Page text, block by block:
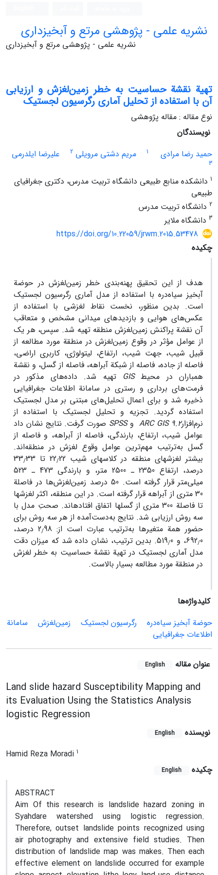
نشریه علمی - پژوهشی مرتع و آبخیزداری
نشریه علمی - پژوهشی مرتع و آبخیزداری
تهیة نقشة حساسیت به خطر زمین‌لغزش و ارزیابی
آن با استفاده از تحلیل آماری رگرسیون لجستیک
نوع مقاله : مقاله پژوهشی
نویسندگان
حمید رضا مرادی
1 مریم دشتی مرویلی 2 علیرضا ایلدرمی
3
1 دانشکده منابع طبیعی دانشگاه تربیت مدرس، دکتری جغرافیای
طبیعی
2 دانشگاه تربیت مدرس
3 دانشگاه ملایر
https://doi.org/10.22059/jrwm.2015.53478
چکیده
هدف از این تحقیق پهنه‌بندی خطر زمین‌لغزش در حوضة
آبخیز سیاه‌دره با استفاده از مدل آماری رگرسیون لجستیک
است. بدین منظور، نخست نقاط لغزشی با استفاده از
عکس‌های هوایی و بازدید‌های میدانی مشخص و متعاقب
آن نقشة پراکنش زمین‌لغزش منطقه تهیه شد. سپس، هر یک
از عوامل مؤثر در وقوع زمین‌لغزش در منطقة مورد مطالعه از
قبیل شیب، جهت شیب، ارتفاع، لیتولوژی، کاربری اراضی،
فاصله از جاده، فاصله از شبکة آبراهه، فاصله از گسل، و نقشة
همباران در محیطGIS تهیه شد. داده‌های مذکور در
فرمت‌های برداری و رستری در سامانة اطلاعات جغرافیایی
ذخیره شد و برای اعمال تحلیل‌های مبتنی بر مدل لجستیک
استفاده گردید. تجزیه و تحلیل لجستیک با استفاده از
نرم‌افزارARC GIS 9.2 وSPSS صورت گرفت. نتایج نشان داد
عوامل شیب، ارتفاع، بارندگی، فاصله از آبراهه، و فاصله از
گسل به‌ترتیب مهم‌ترین عوامل وقوع لغزش در منطقه‌اند.
بیشتر لغزش‏های منطقه در کلاس‏های شیب 22
/22 تا 33 /33
درصد، ارتفاع 2350 ـ 2500 متر، و بارندگی 473 ـ 523
میلی‌متر قرار گرفته است. 50 درصد زمین‌لغزش‌ها در فاصلة
30 متری از آبراهه قرار گرفته است. در این منطقه، اکثر لغزش‏ها
تا فاصلة 300 متری از گسل‏ها اتفاق افتاده‏اند. صحتِ مدل با
سه روش ارزیابی شد. نتایج به‌دست‌آمده از هر سه روش برای
حضور همة متغیر‌ها به‌ترتیب عبارت است از: 2
/
98 درصد،
692/0، و 519 /
0. بدین ترتیب، نشان داده شد که میزان دقت
مدل آماری لجستیک در تهیة نقشة حساسیت به خطر لغزش
در منطقة مورد مطالعه بسیار بالاست.
کلیدواژه‌ها
حوضة آبخیز سیاه‌دره
رگرسیون لجستیک زمین‌لغزش
سامانة
اطلاعات جغرافیایی
عنوان مقاله English
Land slide hazard Susceptibility Mapping and
its Evaluation Using the Statistics Analysis
logistic Regression
نویسنده English
Hamid Reza Moradi 1
چکیده English
ABSTRACT
Aim Of this research is landslide hazard zoning in
Syahdare watershed using logistic regression.
Therefore, outset landslide points recognized using
air photography and extensive field studies. Then
distribution of landslide map was makes. Then each
effective element on landslide occurred for example